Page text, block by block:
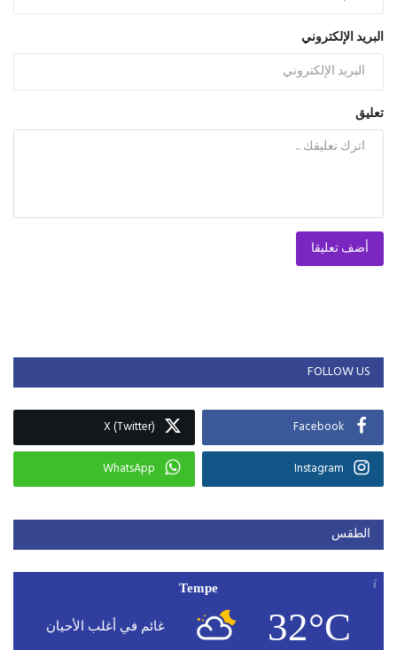
البريد الإلكتروني
تعليق
أضف تعليقا
FOLLOW US
Facebook
X (Twitter)
Instagram
WhatsApp
الطقس
Tempe
32°C غائم في أغلب الأحيان